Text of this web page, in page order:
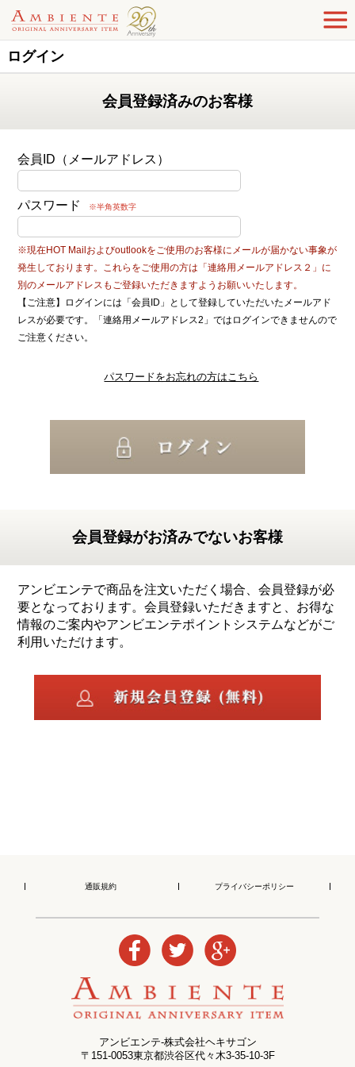
ログイン
会員登録済みのお客様
会員ID（メールアドレス）
パスワード ※半角英数字
※現在HOT Mailおよびoutlookをご使用のお客様にメールが届かない事象が
発生しております。これらをご使用の方は「連絡用メールアドレス２」に
別のメールアドレスもご登録いただきますようお願いいたします。
【ご注意】ログインには「会員ID」として登録していただいたメールアド
レスが必要です。「連絡用メールアドレス2」ではログインできませんので
ご注意ください。
パスワードをお忘れの方はこちら
会員登録がお済みでないお客様
アンビエンテで商品を注文いただく場合、会員登録が必
要となっております。会員登録いただきますと、お得な
情報のご案内やアンビエンテポイントシステムなどがご
利用いただけます。
通販規約 プライバシーポリシー
アンビエンテ-株式会社ヘキサゴン
〒151-0053東京都渋谷区代々木3-35-10-3F